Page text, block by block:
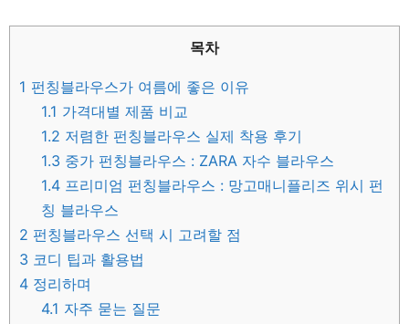
목차
1 펀칭블라우스가 여름에 좋은 이유
1.1 가격대별 제품 비교
1.2 저렴한 펀칭블라우스 실제 착용 후기
1.3 중가 펀칭블라우스 : ZARA 자수 블라우스
1.4 프리미엄 펀칭블라우스 : 망고매니플리즈 위시 펀
칭 블라우스
2 펀칭블라우스 선택 시 고려할 점
3 코디 팁과 활용법
4 정리하며
4.1 자주 묻는 질문